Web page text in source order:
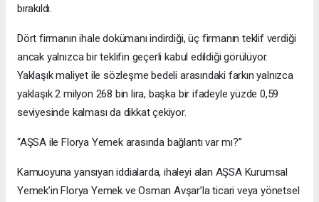
bırakıldı.
Dört firmanın ihale dokümanı indirdiği, üç firmanın teklif verdiği
ancak yalnızca bir teklifin geçerli kabul edildiği görülüyor.
Yaklaşık maliyet ile sözleşme bedeli arasındaki farkın yalnızca
yaklaşık 2 milyon 268 bin lira, başka bir ifadeyle yüzde 0,59
seviyesinde kalması da dikkat çekiyor.
“AŞSA ile Florya Yemek arasında bağlantı var mı?”
Kamuoyuna yansıyan iddialarda, ihaleyi alan AŞSA Kurumsal
Yemek’in Florya Yemek ve Osman Avşar’la ticari veya yönetsel